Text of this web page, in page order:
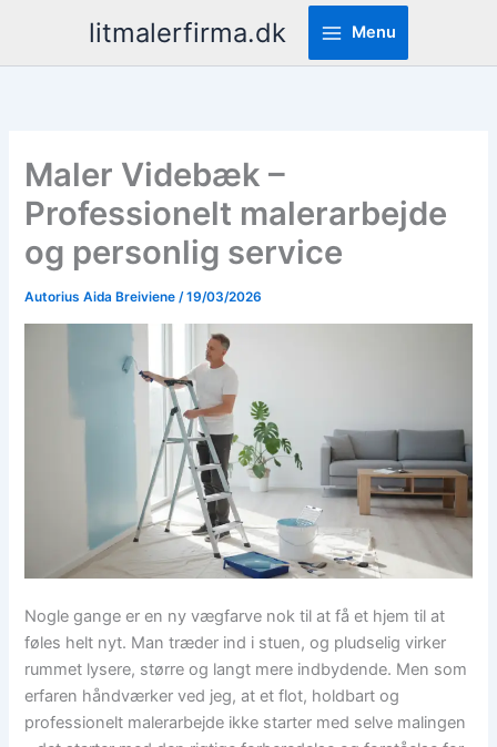
turinio
litmalerfirma.dk Menu
Maler Videbæk –
Professionelt malerarbejde
og personlig service
Autorius Aida Breiviene/19/03/2026
Nogle gange er en ny vægfarve nok til at få et hjem til at
føles helt nyt. Man træder ind i stuen, og pludselig virker
rummet lysere, større og langt mere indbydende. Men som
erfaren håndværker ved jeg, at et flot, holdbart og
professionelt malerarbejde ikke starter med selve malingen